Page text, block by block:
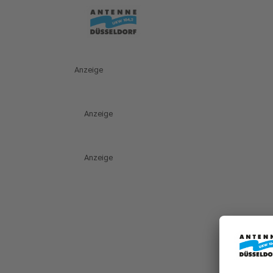
Anzeige
Anzeige
Anzeige